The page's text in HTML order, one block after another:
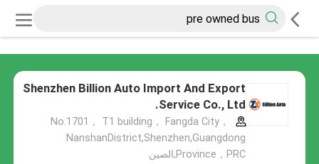
Shenzhen Billion Auto Import And Export
Service Co., Ltd.
No.1701， T1 building， Fangda City，
NanshanDistrict,Shenzhen,Guangdong
Province，PRC,الصين